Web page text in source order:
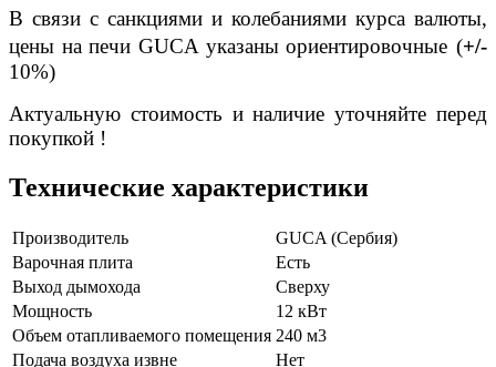
В связи с санкциями и колебаниями курса валюты,
цены на печи GUCA указаны ориентировочные (+/-
10%)
Актуальную стоимость и наличие уточняйте перед
покупкой !
Технические характеристики
Производитель
GUCA (Сербия)
Варочная плита
Есть
Выход дымохода
Сверху
Мощность
12 кВт
Объем отапливаемого помещения 240 м3
Подача воздуха извне
Нет